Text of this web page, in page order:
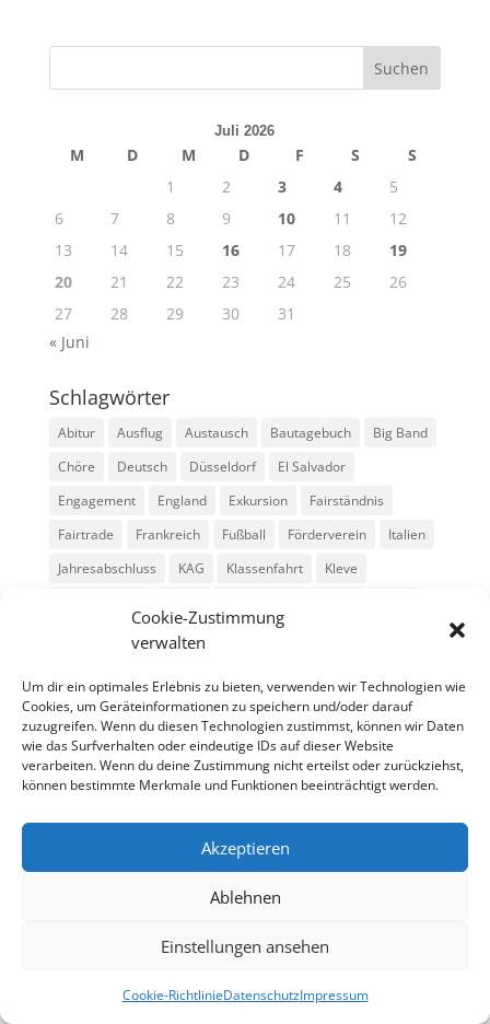
Cookie-Zustimmung
verwalten
Um dir ein optimales Erlebnis zu bieten, verwenden wir Technologien wie
Cookies, um Geräteinformationen zu speichern und/oder darauf
zuzugreifen. Wenn du diesen Technologien zustimmst, können wir Daten
wie das Surfverhalten oder eindeutige IDs auf dieser Website
verarbeiten. Wenn du deine Zustimmung nicht erteilst oder zurückziehst,
können bestimmte Merkmale und Funktionen beeinträchtigt werden.
Akzeptieren
Ablehnen
Einstellungen ansehen
Cookie-RichtlinieDatenschutzImpressum
Juli 2026
M D M D F S
S
1
2 3 4
5
6
7 8 9 10 11
12
13
14 15 16 17 18
19
20
21 22 23 24 25
26
27
28 29 30
31
« Juni
Schlagwörter
Abitur Ausflug Austausch Bautagebuch
Big Band
Chöre
Deutsch Düsseldorf
El Salvador
Engagement
England Exkursion
Fairständnis
Fairtrade
Frankreich Fußball Förderverein
Italien
Jahresabschluss
KAG Klassenfahrt
Kleve
Musik
Sport
Stadtradeln SV
Tag der offenen Tür
Theater
USA Weihnachten WPU Xanten